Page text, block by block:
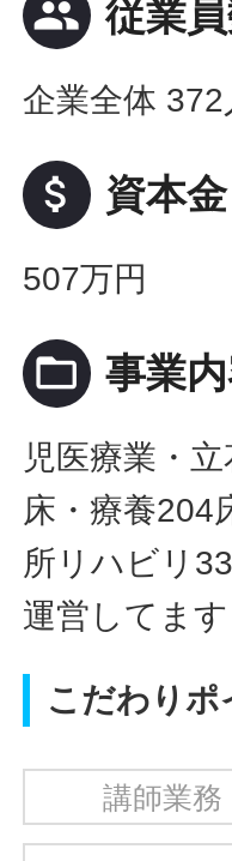
people 従業
企業全体 372
attach_money 資本金
507万円
folder_open 事業
児医療業・
床・療養204
所リハビリ
運営してます
こだわりポ
講師業務